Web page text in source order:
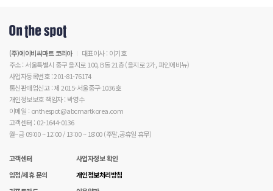
(주)에이비씨마트 코리아
대표이사 : 이기호
주소 : 서울특별시 중구 을지로 100, B동 21층 (을지로 2가, 파인에비뉴)
사업자등록번호 : 201-81-76174
통신판매업신고 : 제 2015-서울중구-1036호
개인정보보호 책임자 : 박영수
이메일 : onthespot@abcmartkorea.com
고객센터 : 02-1644-0136
월~금 09:00 ~ 12:00 / 13:00 ~ 18:00 (주말,공휴일 휴무)
고객센터
입점/제휴 문의
사업자정보 확인
개인정보처리방침